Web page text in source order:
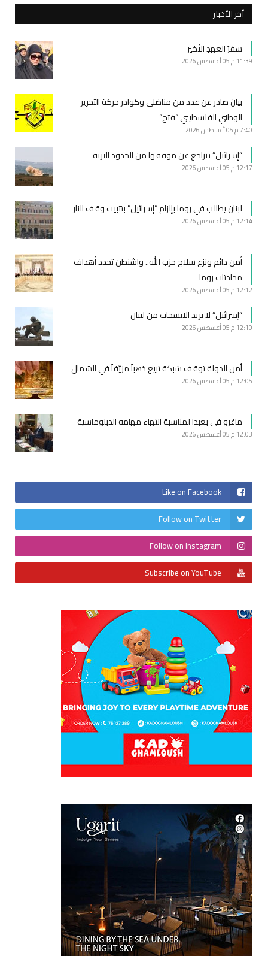
أخر الأخبار
سفرُ العهدِ الأخير
11:39 م 05 أغسطس 2026
بيان صادر عن عدد من مناضلي وكوادر حركة التحرير
الوطني الفلسطيني “فتح”
7:40 م 05 أغسطس 2026
“إسرائيل” تتراجع عن موقفها من الحدود البرية
12:17 م 05 أغسطس 2026
لبنان يطالب في روما بإلزام “إسرائيل” بتثبيت وقف النار
12:14 م 05 أغسطس 2026
أمن دائم ونزع سلاح حزب الله.. واشنطن تحدد أهداف
محادثات روما
12:12 م 05 أغسطس 2026
“إسرائيل” لا تريد الانسحاب من لبنان
12:10 م 05 أغسطس 2026
أمن الدولة توقف شبكة تبيع ذهباً مزيّفاً في الشمال
12:05 م 05 أغسطس 2026
ماغرو في بعبدا لمناسبة انتهاء مهامه الدبلوماسية
12:03 م 05 أغسطس 2026
Like on Facebook
Follow on Twitter
Follow on Instagram
Subscribe on YouTube